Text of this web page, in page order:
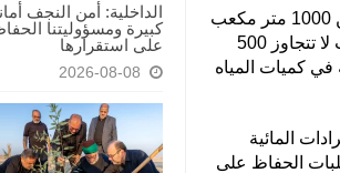
الداخلية: أمن النجف
كبيرة ومسؤوليتنا
على استقرارها
2026-08-08
وقال المصدر: إن الإطلاقات المائية ارتفعت من 1000 متر مكعب
إلى 1250 متراً مكعباً قبل ساعات، بعد أن كانت لا تتجاوز 500
كميات المياه
المائية
الحفاظ على